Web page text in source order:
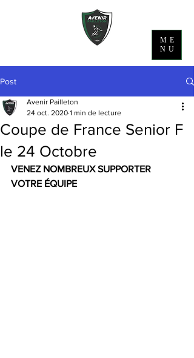
ME
NU
Post
Coupe de France Senior F
le 24 Octobre
Avenir Pailleton
24 oct. 2020 1 min de lecture
VENEZ NOMBREUX SUPPORTER
VOTRE ÉQUIPE